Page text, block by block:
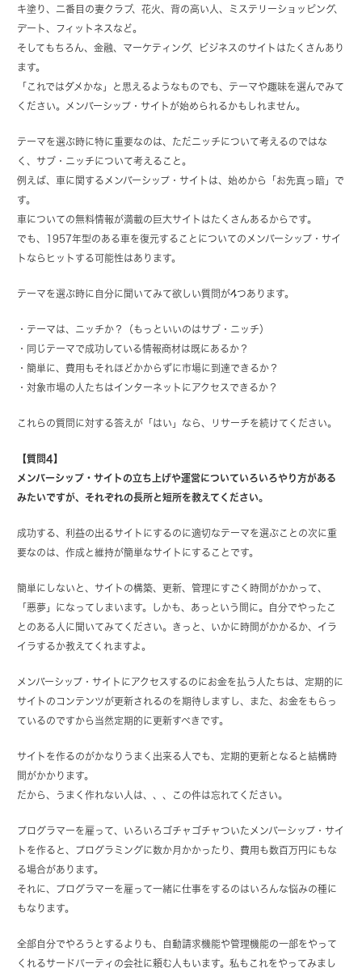
キ塗り、二番目の妻クラブ、花火、背の高い人、ミステリーショッピング、
デート、フィットネスなど。
そしてもちろん、金融、マーケティング、ビジネスのサイトはたくさんあり
ます。
「これではダメかな」と思えるようなものでも、テーマや趣味を選んでみて
ください。メンバーシップ・サイトが始められるかもしれません。
テーマを選ぶ時に特に重要なのは、ただニッチについて考えるのではな
く、サブ・ニッチについて考えること。
例えば、車に関するメンバーシップ・サイトは、始めから「お先真っ暗」で
す。
車についての無料情報が満載の巨大サイトはたくさんあるからです。
でも、1957年型のある車を復元することについてのメンバーシップ・サイ
トならヒットする可能性はあります。
テーマを選ぶ時に自分に聞いてみて欲しい質問が4つあります。
・テーマは、ニッチか？（もっといいのはサブ・ニッチ）
・同じテーマで成功している情報商材は既にあるか？
・簡単に、費用もそれほどかからずに市場に到達できるか？
・対象市場の人たちはインターネットにアクセスできるか？
これらの質問に対する答えが「はい」なら、リサーチを続けてください。
【質問4】
メンバーシップ・サイトの立ち上げや運営についていろいろやり方がある
みたいですが、それぞれの長所と短所を教えてください。
成功する、利益の出るサイトにするのに適切なテーマを選ぶことの次に重
要なのは、作成と維持が簡単なサイトにすることです。
簡単にしないと、サイトの構築、更新、管理にすごく時間がかかって、
「悪夢」になってしまいます。しかも、あっという間に。自分でやったこ
とのある人に聞いてみてください。きっと、いかに時間がかかるか、イラ
イラするか教えてくれますよ。
メンバーシップ・サイトにアクセスするのにお金を払う人たちは、定期的に
サイトのコンテンツが更新されるのを期待しますし、また、お金をもらっ
ているのですから当然定期的に更新すべきです。
サイトを作るのがかなりうまく出来る人でも、定期的更新となると結構時
間がかかります。
だから、うまく作れない人は、、、この件は忘れてください。
プログラマーを雇って、いろいろゴチャゴチャついたメンバーシップ・サイ
トを作ると、プログラミングに数か月かかったり、費用も数百万円にもな
る場合があります。
それに、プログラマーを雇って一緒に仕事をするのはいろんな悩みの種に
もなります。
全部自分でやろうとするよりも、自動請求機能や管理機能の一部をやって
くれるサードパーティの会社に頼む人もいます。私もこれをやってみまし